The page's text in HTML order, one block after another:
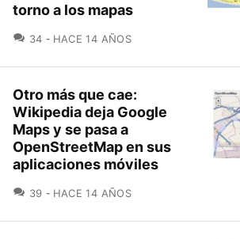
torno a los mapas
34 COMENTARIOS
HACE 14 AÑOS
Otro más que cae:
Wikipedia deja Google
Maps y se pasa a
OpenStreetMap en sus
aplicaciones móviles
39 COMENTARIOS
HACE 14 AÑOS